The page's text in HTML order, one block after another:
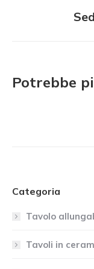
Potrebbe
Categoria
Tavolo
Tavoli in